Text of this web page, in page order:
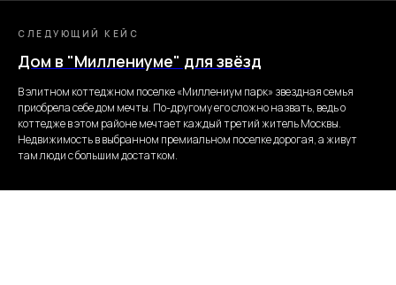
СЛЕДУЮЩИЙ КЕЙС
Дом в "Миллениуме" для звёзд
В элитном коттеджном поселке «Миллениум парк» звездная семья
приобрела себе дом мечты. По-другому его сложно назвать, ведь о
коттедже в этом районе мечтает каждый третий житель Москвы.
Недвижимость в выбранном премиальном поселке дорогая, а живут
там люди с большим достатком.